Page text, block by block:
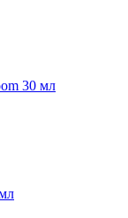
30 мл